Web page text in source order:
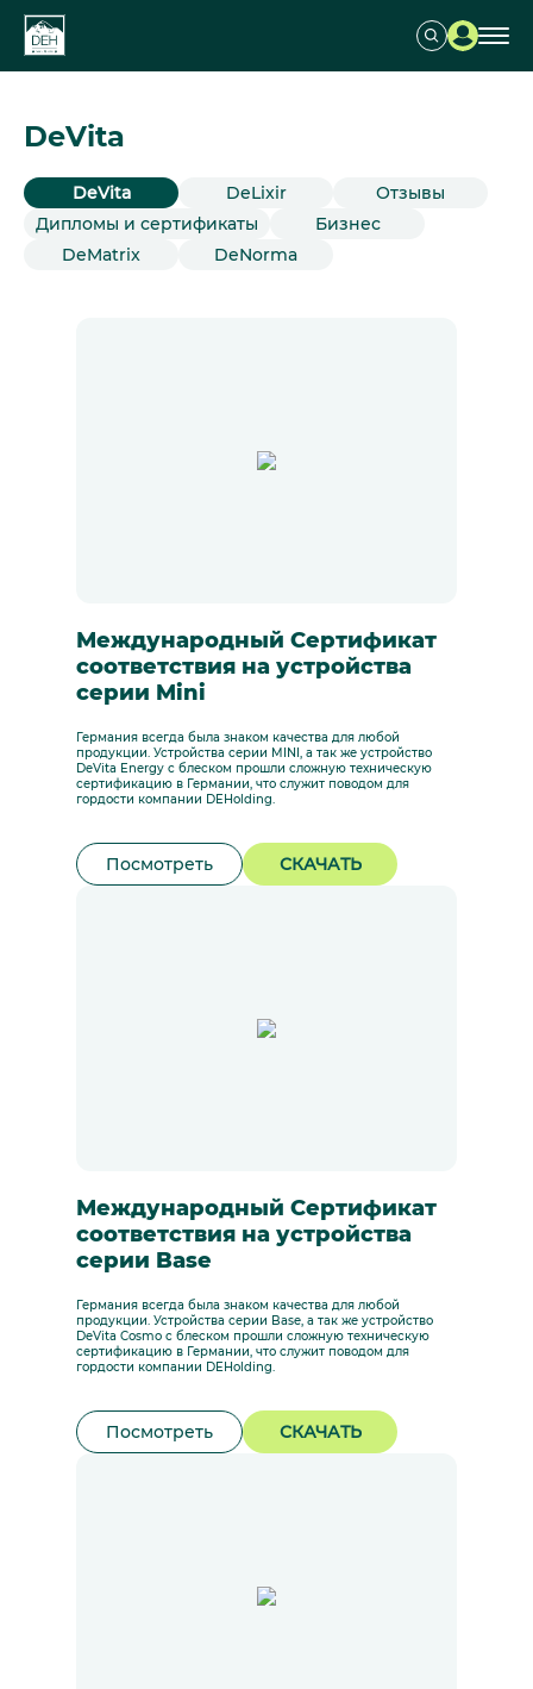
DeVita
DeVita DeLixir
Отзывы
Дипломы и сертификаты
Бизнес
DeMatrix
DeNorma
Международный Сертификат
соответствия на устройства
серии Mini
Германия всегда была знаком качества для любой
продукции. Устройства серии MINI, а так же устройство
DeVita Energy с блеском прошли сложную техническую
сертификацию в Германии, что служит поводом для
гордости компании DEHolding.
Посмотреть СКАЧАТЬ
Международный Сертификат
соответствия на устройства
серии Base
Германия всегда была знаком качества для любой
продукции. Устройства серии Base, а так же устройство
DeVita Cosmo с блеском прошли сложную техническую
сертификацию в Германии, что служит поводом для
гордости компании DEHolding.
Посмотреть СКАЧАТЬ